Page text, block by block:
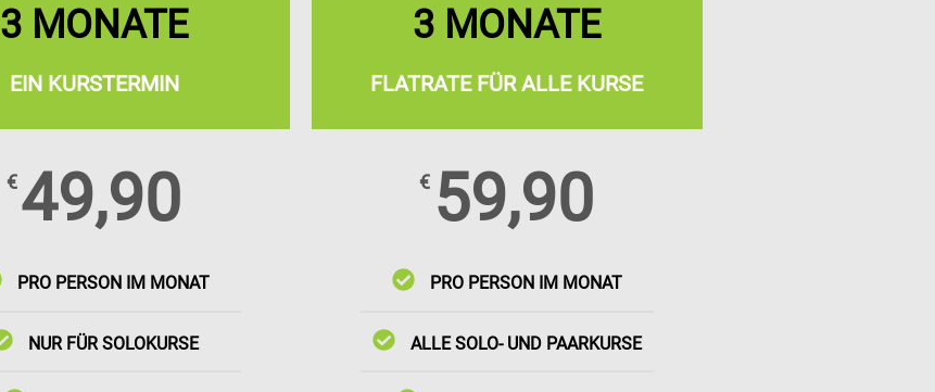
3 MONATE
EIN KURSTERMIN
€49,90
PRO PERSON IM MONAT
NUR FÜR SOLOKURSE
3 MONATE
FLATRATE FÜR ALLE KURSE
€ 59,90
PRO PERSON IM MONAT
ALLE SOLO- UND PAARKURSE